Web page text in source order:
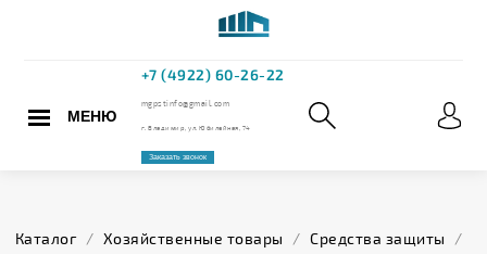
МЕНЮ
Каталог / Хозяйственные товары / Средства защиты /